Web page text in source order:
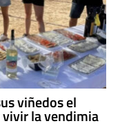
viñedos el
la vendimia